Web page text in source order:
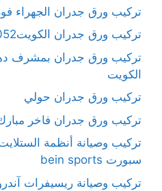
تركيب ورق جدران الجهراء
تركيب ورق جدران الكويت66405052
تركيب ورق جدران بمشرف
الكويت
تركيب ورق جدران حولي
تركيب ورق جدران فاخر مبارك
تركيب وصيانة أنظمة
سبورت bein sports
تركيب وصيانة ريسيفرات